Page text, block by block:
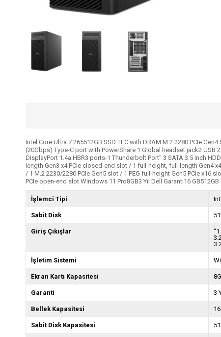
Intel Core Ultra 7 265512GB SSD TLC with DRAM M.2 2280 PCIe
(20Gbps) Type-C port with PowerShare 1 Global headset jack2 USB
DisplayPort 1.4a HBR3 ports-1 Thunderbolt Port" 3 SATA 3.5 inch
length Gen3 x4 PCIe closed-end slot / 1 full-height, full-length Gen4
/ 1 M.2 2230/2280 PCIe Gen5 slot / 1 PEG full-height Gen5 PCIe
PCIe open-end slot Windows 11 Pro8GB3 Yıl Dell Garanti16
İşlemci Tipi
Sabit Disk
Giriş Çıkışlar
"1
İşletim Sistemi
Ekran Kartı Kapasitesi
Garanti 3
Bellek Kapasitesi
Sabit Disk Kapasitesi